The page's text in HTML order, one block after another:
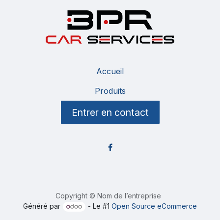
Accueil
Produits
Entrer en contact
Copyright © Nom de l’entreprise
Généré par
- Le #1Open Source eCommerce